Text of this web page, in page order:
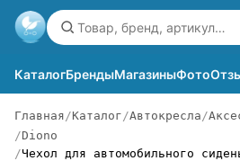
КаталогБрендыМагазиныФото
Главная Каталог Автокресла
Diono
Чехол для автомобильного